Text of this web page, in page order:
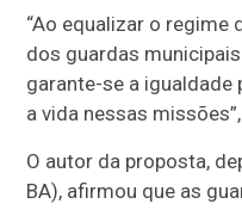
“Ao equalizar o regime
dos guardas
garante-se a igualdade
a vida nessas
O autor da proposta,
BA), afirmou que as